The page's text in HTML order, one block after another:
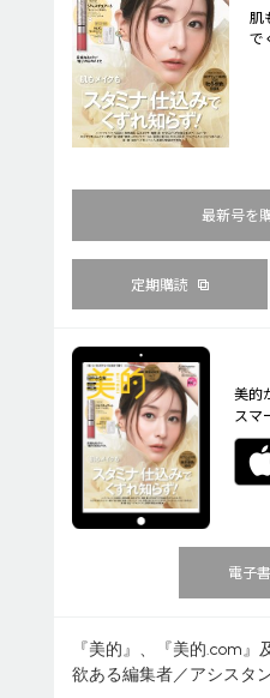
肌
で
最新号を
定期購読
美的
スマ
電子
『美的』、『美的.com』
欲ある編集者／アシスタ